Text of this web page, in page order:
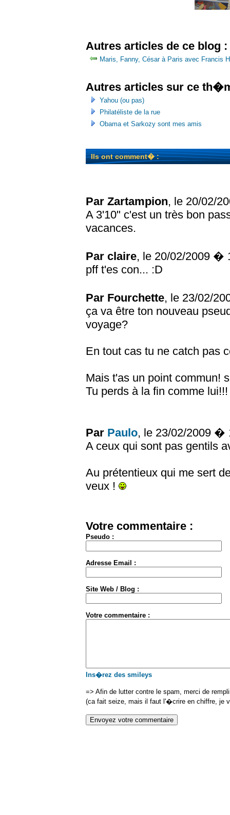
Autres articles de ce blog :
Maris, Fanny, César à Paris avec Francis
Autres articles sur ce
Yahou (ou pas)
Philatéliste de la rue
Obama et Sarkozy sont mes amis
Ils ont comment� :
Par Zartampion, le 20/02/
A 3'10" c'est un très bon
vacances.
Par claire, le 20/02/2009 �
pff t'es con... :D
Par Fourchette, le 23/02/
ça va être ton nouveau
voyage?
En tout cas tu ne catch pas
Mais t'as un point commun!
Tu perds à la fin comme lui!!!
Par Paulo, le 23/02/2009 �
A ceux qui sont pas gentils
Au prétentieux qui me sert
veux !
Votre commentaire :
Pseudo :
Adresse Email :
Site Web / Blog :
Votre commentaire :
Ins�rez des smileys
=> Afin de lutter contre le spam, merci de
(ca fait seize, mais il faut l'�crire en chiffre, je